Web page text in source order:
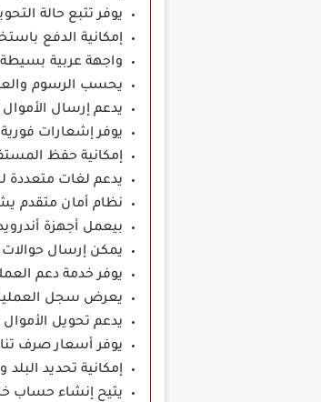
يوفر تتبع حالة
إمكانية الدفع
واجهة عربية
يحسب الرسوم
يدعم إرسال
يوفر إشعارات
إمكانية حفظ
يدعم لغات متعددة
نظام أمان متقدم
بيعمل أجهزة
يمكن إرسال
يوفر خدمة دعم
يعرض سجل
يدعم تحويل
يوفر أسعار صرف
إمكانية تحديد
يتيح إنشاء حساب